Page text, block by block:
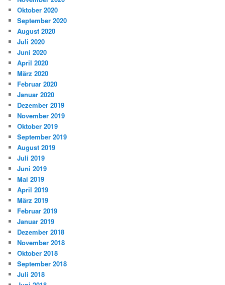
Oktober 2020
September 2020
August 2020
Juli 2020
Juni 2020
April 2020
März 2020
Februar 2020
Januar 2020
Dezember 2019
November 2019
Oktober 2019
September 2019
August 2019
Juli 2019
Juni 2019
Mai 2019
April 2019
März 2019
Februar 2019
Januar 2019
Dezember 2018
November 2018
Oktober 2018
September 2018
Juli 2018